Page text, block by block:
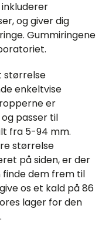
og giver dig
Gummiringene
størrelse
enkeltvise
er
passer til
fra 5-94 mm.
størrelse
på siden, er der
finde dem frem til
os et kald på 86
lager for den